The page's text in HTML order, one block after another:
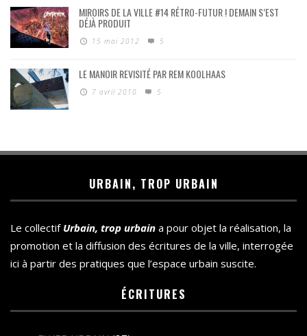
MIROIRS DE LA VILLE #14 RÉTRO-FUTUR ! DEMAIN S’EST
DÉJÀ PRODUIT
15 mai 2012 5
LE MANOIR REVISITÉ PAR REM KOOLHAAS
7 avril 2010 5
URBAIN, TROP URBAIN
Le collectif Urbain, trop urbain a pour objet la réalisation, la
promotion et la diffusion des écritures de la ville, interrogée
ici à partir des pratiques que l’espace urbain suscite.
ÉCRITURES